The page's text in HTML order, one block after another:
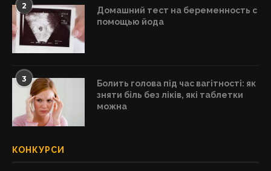
2
Домашний тест на беременность с
помощью йода
3
Болить голова під час вагітності: як
зняти біль без ліків, які таблетки
можна
КОНКУРСИ